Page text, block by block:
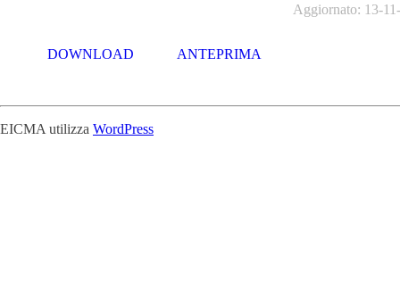
Aggiornato: 13-
DOWNLOAD ANTEPRIMA
EICMA utilizza WordPress